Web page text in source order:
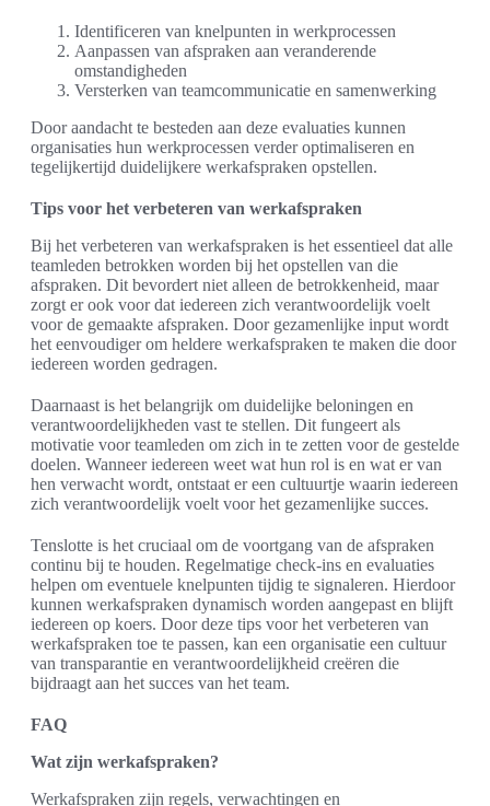
Identificeren van knelpunten in werkprocessen
Aanpassen van afspraken aan veranderende
omstandigheden
Versterken van teamcommunicatie en samenwerking
Door aandacht te besteden aan deze evaluaties kunnen
organisaties hun werkprocessen verder optimaliseren en
tegelijkertijd duidelijkere werkafspraken opstellen.
Tips voor het verbeteren van werkafspraken
Bij het verbeteren van werkafspraken is het essentieel dat alle
teamleden betrokken worden bij het opstellen van die
afspraken. Dit bevordert niet alleen de betrokkenheid, maar
zorgt er ook voor dat iedereen zich verantwoordelijk voelt
voor de gemaakte afspraken. Door gezamenlijke input wordt
het eenvoudiger om heldere werkafspraken te maken die door
iedereen worden gedragen.
Daarnaast is het belangrijk om duidelijke beloningen en
verantwoordelijkheden vast te stellen. Dit fungeert als
motivatie voor teamleden om zich in te zetten voor de gestelde
doelen. Wanneer iedereen weet wat hun rol is en wat er van
hen verwacht wordt, ontstaat er een cultuurtje waarin iedereen
zich verantwoordelijk voelt voor het gezamenlijke succes.
Tenslotte is het cruciaal om de voortgang van de afspraken
continu bij te houden. Regelmatige check-ins en evaluaties
helpen om eventuele knelpunten tijdig te signaleren. Hierdoor
kunnen werkafspraken dynamisch worden aangepast en blijft
iedereen op koers. Door deze tips voor het verbeteren van
werkafspraken toe te passen, kan een organisatie een cultuur
van transparantie en verantwoordelijkheid creëren die
bijdraagt aan het succes van het team.
FAQ
Wat zijn werkafspraken?
Werkafspraken zijn regels, verwachtingen en